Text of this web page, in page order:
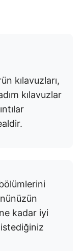
kılavuzları,
kılavuzlar
kadar iyi